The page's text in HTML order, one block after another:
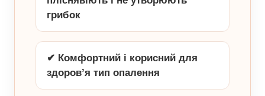
грибок
✔ Комфортний і корисний для
здоров’я тип опалення